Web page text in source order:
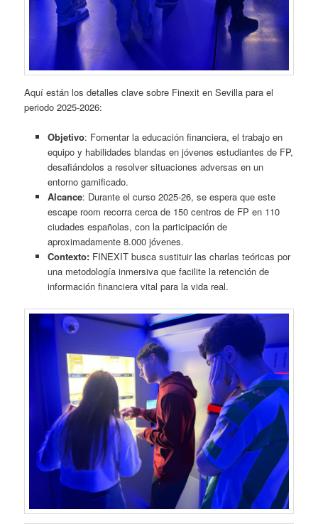
Aquí están los detalles clave sobre Finexit en Sevilla para el
periodo 2025-2026:
Objetivo: Fomentar la educación financiera, el trabajo en
equipo y habilidades blandas en jóvenes estudiantes de FP,
desafiándolos a resolver situaciones adversas en un
entorno gamificado.
Alcance: Durante el curso 2025-26, se espera que este
escape room recorra cerca de 150 centros de FP en 110
ciudades españolas, con la participación de
aproximadamente 8.000 jóvenes.
Contexto:FINEXIT busca sustituir las charlas teóricas por
una metodología inmersiva que facilite la retención de
información financiera vital para la vida real.